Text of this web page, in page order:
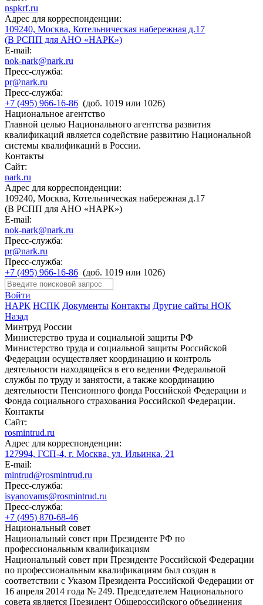
nspkrf.ru
Адрес для корреспонденции:
109240, Москва, Котельническая набережная д.17
(В РСПП для АНО «НАРК»)
E-mail:
nok-nark@nark.ru
Пресс-служба:
pr@nark.ru
Пресс-служба:
+7 (495) 966-16-86 (доб. 1019 или 1026)
Национальное агентство
Главной целью Национального агентства развития
квалификаций является содействие развитию Национальной
системы квалификаций в России.
Контакты
Сайт:
nark.ru
Адрес для корреспонденции:
109240, Москва, Котельническая набережная д.17
(В РСПП для АНО «НАРК»)
E-mail:
nok-nark@nark.ru
Пресс-служба:
pr@nark.ru
Пресс-служба:
+7 (495) 966-16-86 (доб. 1019 или 1026)
Войти
НАРК НСПК Документы Контакты Другие сайты НОК
Назад
Минтруд России
Министерство труда и социальной защиты РФ
Министерство труда и социальной защиты Российской
Федерации осуществляет координацию и контроль
деятельности находящейся в его ведении Федеральной
службы по труду и занятости, а также координацию
деятельности Пенсионного фонда Российской Федерации и
Фонда социального страхования Российской Федерации.
Контакты
Сайт:
rosmintrud.ru
Адрес для корреспонденции:
127994, ГСП-4, г. Москва, ул. Ильинка, 21
E-mail:
mintrud@rosmintrud.ru
Пресс-служба:
isyanovams@rosmintrud.ru
Пресс-служба:
+7 (495) 870-68-46
Национальный совет
Национальный совет при Президенте РФ по
профессиональным квалификациям
Национальный совет при Президенте Российской Федерации
по профессиональным квалификациям был создан в
соответствии с Указом Президента Российской Федерации от
16 апреля 2014 года № 249. Председателем Национального
совета является Президент Общероссийского объединения